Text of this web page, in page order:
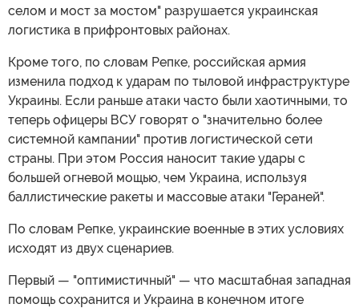
селом и мост за мостом" разрушается украинская
логистика в прифронтовых районах.
Кроме того, по словам Репке, российская армия
изменила подход к ударам по тыловой инфраструктуре
Украины. Если раньше атаки часто были хаотичными, то
теперь офицеры ВСУ говорят о "значительно более
системной кампании" против логистической сети
страны. При этом Россия наносит такие удары с
большей огневой мощью, чем Украина, используя
баллистические ракеты и массовые атаки "Гераней".
По словам Репке, украинские военные в этих условиях
исходят из двух сценариев.
Первый — "оптимистичный" — что масштабная западная
помощь сохранится и Украина в конечном итоге